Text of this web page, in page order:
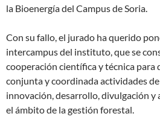
la Bioenergía del Campus de Soria.
Con su fallo, el jurado ha querido
intercampus del instituto, que se
cooperación científica y técnica para
conjunta y coordinada actividades
innovación, desarrollo, divulgación y
el ámbito de la gestión forestal.